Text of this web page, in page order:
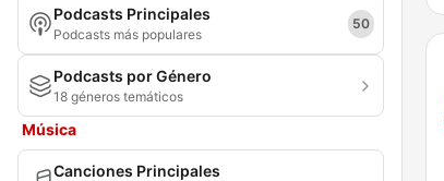
Podcasts Principales
Podcasts más populares
50
Podcasts por Género
18 géneros temáticos
Música
Canciones Principales